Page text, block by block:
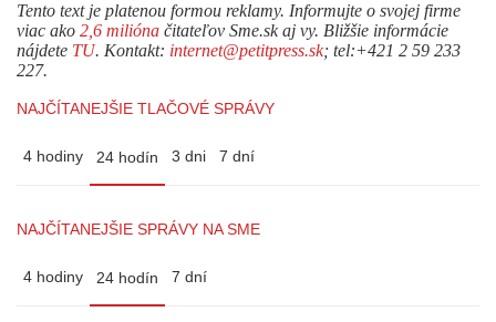
Tento text je platenou formou reklamy. Informujte o svojej firme
viac ako 2,6 milióna čitateľov Sme.sk aj vy. Bližšie informácie
nájdete TU. Kontakt: internet@petitpress.sk; tel:+421 2 59 233
227.
NAJČÍTANEJŠIE TLAČOVÉ SPRÁVY
4 hodiny 24 hodín 3 dni 7 dní
NAJČÍTANEJŠIE SPRÁVY NA SME
4 hodiny 24 hodín 7 dní